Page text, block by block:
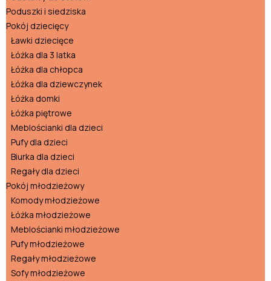
Poduszki i siedziska
Pokój dziecięcy
Ławki dziecięce
Łóżka dla 3 latka
Łóżka dla chłopca
Łóżka dla dziewczynek
Łóżka domki
Łóżka piętrowe
Meblościanki dla dzieci
Pufy dla dzieci
Biurka dla dzieci
Regały dla dzieci
Pokój młodzieżowy
Komody młodzieżowe
Łóżka młodzieżowe
Meblościanki młodzieżowe
Pufy młodzieżowe
Regały młodzieżowe
Sofy młodzieżowe